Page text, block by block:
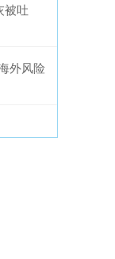
被吐
外风险